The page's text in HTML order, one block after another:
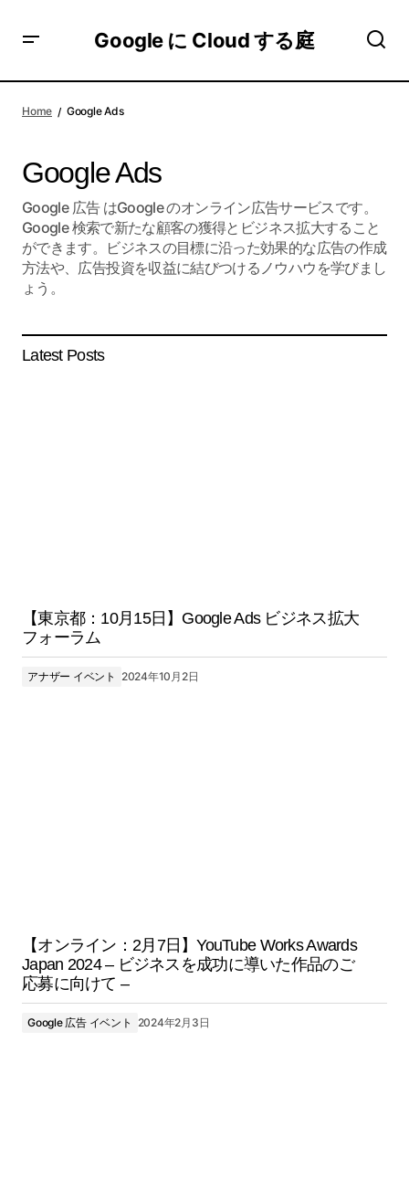
Google に Cloud する庭
Home Google Ads
Google Ads
Google 広告 はGoogle のオンライン広告サービスです。
Google 検索で新たな顧客の獲得とビジネス拡大すること
ができます。ビジネスの目標に沿った効果的な広告の作成
方法や、広告投資を収益に結びつけるノウハウを学びまし
ょう。
Latest Posts
【東京都：10月15日】Google Ads ビジネス拡大
フォーラム
アナザー イベント 2024年10月2日
【オンライン：2月7日】YouTube Works Awards
Japan 2024 – ビジネスを成功に導いた作品のご
応募に向けて –
Google 広告 イベント 2024年2月3日